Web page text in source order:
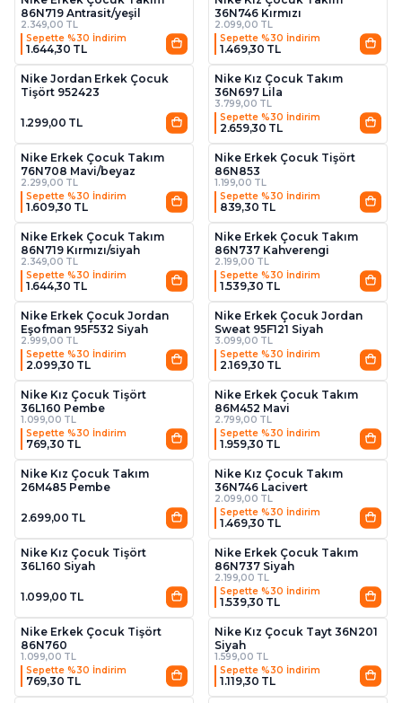
86N719 Antrasit/yeşil
2.349,00 TL
Sepette %30 İndirim
1.644,30 TL
36N746 Kırmızı
2.099,00 TL
Sepette %30 İndirim
1.469,30 TL
Nike Jordan Erkek Çocuk
Tişört 952423
1.299,00 TL
Nike Kız Çocuk Takım
36N697 Lila
3.799,00 TL
Sepette %30 İndirim
2.659,30 TL
2
Nike Erkek Çocuk Takım
76N708 Mavi/beyaz
2.299,00 TL
Sepette %30 İndirim
1.609,30 TL
2
Nike Erkek Çocuk Tişört
86N853
1.199,00 TL
Sepette %30 İndirim
839,30 TL
2
Nike Erkek Çocuk Takım
86N719 Kırmızı/siyah
2.349,00 TL
Sepette %30 İndirim
1.644,30 TL
2
Nike Erkek Çocuk Takım
86N737 Kahverengi
2.199,00 TL
Sepette %30 İndirim
1.539,30 TL
Nike Erkek Çocuk Jordan
Eşofman 95F532 Siyah
2.999,00 TL
Sepette %30 İndirim
2.099,30 TL
2
Nike Erkek Çocuk Jordan
Sweat 95F121 Siyah
3.099,00 TL
Sepette %30 İndirim
2.169,30 TL
Nike Kız Çocuk Tişört
36L160 Pembe
1.099,00 TL
Sepette %30 İndirim
769,30 TL
2
Nike Erkek Çocuk Takım
86M452 Mavi
2.799,00 TL
Sepette %30 İndirim
1.959,30 TL
Nike Kız Çocuk Takım
26M485 Pembe
2.699,00 TL
2
Nike Kız Çocuk Takım
36N746 Lacivert
2.099,00 TL
Sepette %30 İndirim
1.469,30 TL
2
Nike Kız Çocuk Tişört
36L160 Siyah
1.099,00 TL
2
Nike Erkek Çocuk Takım
86N737 Siyah
2.199,00 TL
Sepette %30 İndirim
1.539,30 TL
2
Nike Erkek Çocuk Tişört
86N760
1.099,00 TL
Sepette %30 İndirim
769,30 TL
Nike Kız Çocuk Tayt 36N201
Siyah
1.599,00 TL
Sepette %30 İndirim
1.119,30 TL
2 2